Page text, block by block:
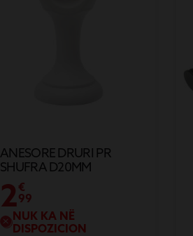
ANESORE DRURI PR
SHUFRA D20MM
2€
99
NUK KA NË
DISPOZICION